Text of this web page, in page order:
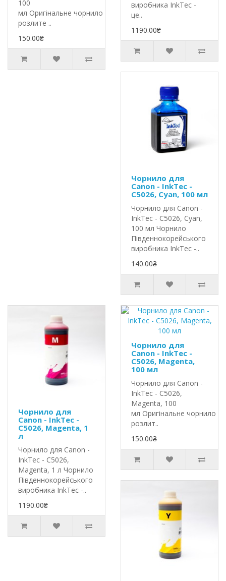
100
мл Оригінальне чорнило InkTec
розлите ..
150.00₴
виробника InkTec -
це..
1190.00₴
Чорнило для
Canon - InkTec -
C5026, Cyan, 100 мл
Чорнило для Canon -
InkTec - C5026, Cyan,
100 мл Чорнило
Південнокорейського
виробника InkTec -..
140.00₴
Чорнило для
Canon - InkTec -
C5026, Magenta, 1
л
Чорнило для Canon -
InkTec - C5026,
Magenta, 1 л Чорнило
Південнокорейського
виробника InkTec -..
1190.00₴
Чорнило для
Canon - InkTec -
C5026, Magenta,
100 мл
Чорнило для Canon -
InkTec - C5026,
Magenta, 100
мл Оригінальне чорнило
розлит..
150.00₴